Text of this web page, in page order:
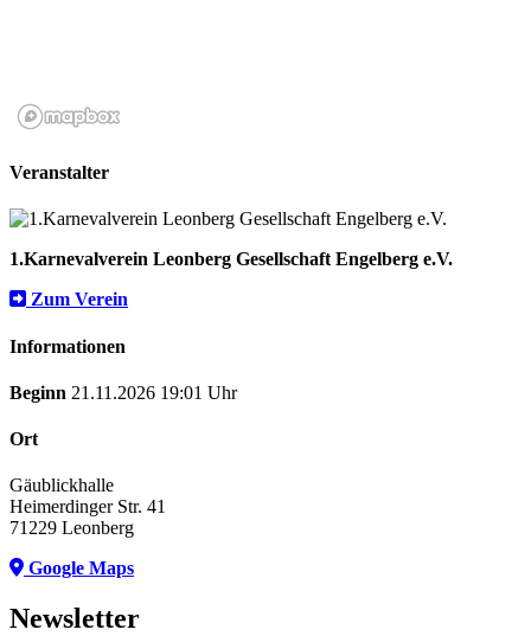
Veranstalter
1.Karnevalverein Leonberg Gesellschaft Engelberg e.V.
Zum Verein
Informationen
Beginn 21.11.2026 19:01 Uhr
Ort
Gäublickhalle
Heimerdinger Str. 41
71229 Leonberg
Google Maps
Newsletter